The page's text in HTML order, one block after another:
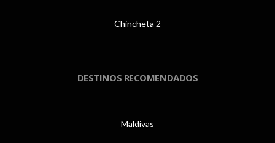
Chincheta 2
DESTINOS RECOMENDADOS
Maldivas